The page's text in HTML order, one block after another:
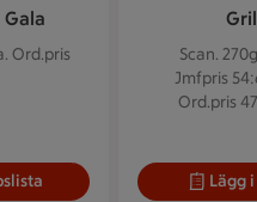
Ord.pris
Scan.
Jmfpris
Ord.pris
Lägg